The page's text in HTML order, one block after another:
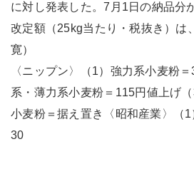
に対し発表した。7月1日の納品分
改定額（25kg当たり・税抜き）は
寛）
〈ニップン〉（1）強力系小麦粉
系・薄力系小麦粉＝115円値上げ
小麦粉＝据え置き〈昭和産業〉（
30